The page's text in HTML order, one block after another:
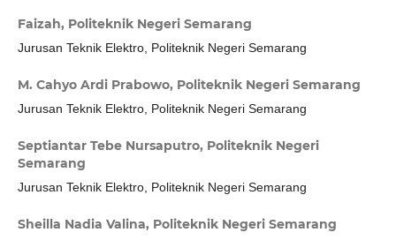
Faizah, Politeknik Negeri Semarang
Jurusan Teknik Elektro, Politeknik Negeri Semarang
M. Cahyo Ardi Prabowo, Politeknik Negeri Semarang
Jurusan Teknik Elektro, Politeknik Negeri Semarang
Septiantar Tebe Nursaputro, Politeknik Negeri
Semarang
Jurusan Teknik Elektro, Politeknik Negeri Semarang
Sheilla Nadia Valina, Politeknik Negeri Semarang